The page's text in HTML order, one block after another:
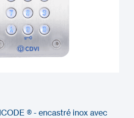
® - encastré inox avec